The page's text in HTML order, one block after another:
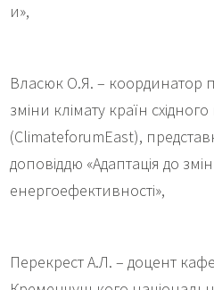
и»,
Власюк О.Я. – координатор
зміни клімату країн
(ClimateforumEast),
доповіддю «Адаптація до
енергоефективності»,
Перекрест А.Л. – доцент